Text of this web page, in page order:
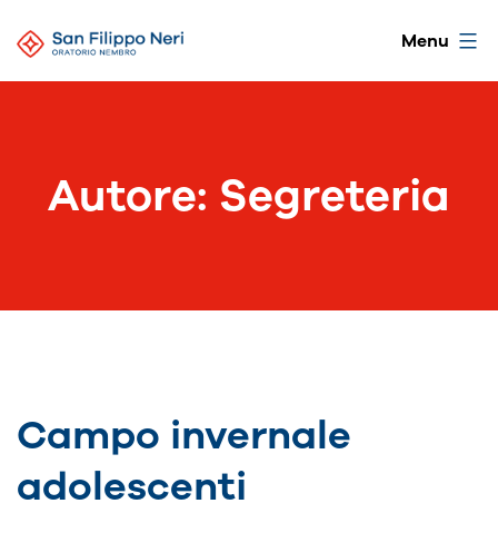
al
Oratorio
di
Menu
Autore: Segreteria
Campo invernale
adolescenti